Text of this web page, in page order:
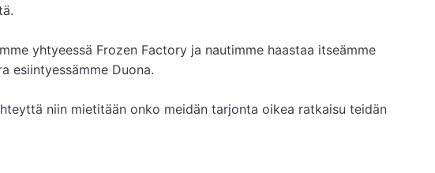
yhtyeessä Frozen Factory ja nautimme haastaa itseämme
esiintyessämme Duona.
niin mietitään onko meidän tarjonta oikea ratkaisu teidän